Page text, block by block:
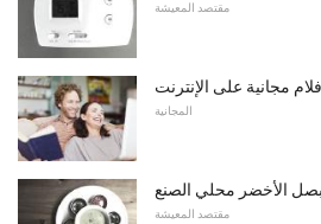
مقتصد المعيشة
مجانية على الإنترنت
المجانية
الأخضر محلي الصنع
مقتصد المعيشة